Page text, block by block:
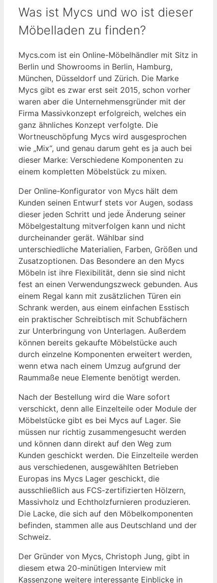
Was ist Mycs und wo ist dieser
Möbelladen zu finden?
Mycs.com ist ein Online-Möbelhändler mit Sitz in
Berlin und Showrooms in Berlin, Hamburg,
München, Düsseldorf und Zürich. Die Marke
Mycs gibt es zwar erst seit 2015, schon vorher
waren aber die Unternehmensgründer mit der
Firma Massivkonzept erfolgreich, welches ein
ganz ähnliches Konzept verfolgte. Die
Wortneuschöpfung Mycs wird ausgesprochen
wie „Mix“, und genau darum geht es ja auch bei
dieser Marke: Verschiedene Komponenten zu
einem kompletten Möbelstück zu mixen.
Der Online-Konfigurator von Mycs hält dem
Kunden seinen Entwurf stets vor Augen, sodass
dieser jeden Schritt und jede Änderung seiner
Möbelgestaltung mitverfolgen kann und nicht
durcheinander gerät. Wählbar sind
unterschiedliche Materialien, Farben, Größen und
Zusatzoptionen. Das Besondere an den Mycs
Möbeln ist ihre Flexibilität, denn sie sind nicht
fest an einen Verwendungszweck gebunden. Aus
einem Regal kann mit zusätzlichen Türen ein
Schrank werden, aus einem einfachen Esstisch
ein praktischer Schreibtisch mit Schubfächern
zur Unterbringung von Unterlagen. Außerdem
können bereits gekaufte Möbelstücke auch
durch einzelne Komponenten erweitert werden,
wenn etwa nach einem Umzug aufgrund der
Raummaße neue Elemente benötigt werden.
Nach der Bestellung wird die Ware sofort
verschickt, denn alle Einzelteile oder Module der
Möbelstücke gibt es bei Mycs auf Lager. Sie
müssen nur richtig zusammengesucht werden
und können dann direkt auf den Weg zum
Kunden geschickt werden. Die Einzelteile werden
aus verschiedenen, ausgewählten Betrieben
Europas ins Mycs Lager geschickt, die
ausschließlich aus FCS-zertifizierten Hölzern,
Massivholz und Echtholzfurnieren produzieren.
Die Lacke, die sich auf den Möbelkomponenten
befinden, stammen alle aus Deutschland und der
Schweiz.
Der Gründer von Mycs, Christoph Jung, gibt in
diesem etwa 20-minütigen Interview mit
Kassenzone weitere interessante Einblicke in